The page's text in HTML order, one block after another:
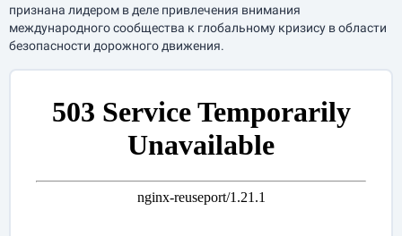
признана лидером в деле привлечения внимания
международного сообщества к глобальному кризису в области
безопасности дорожного движения.